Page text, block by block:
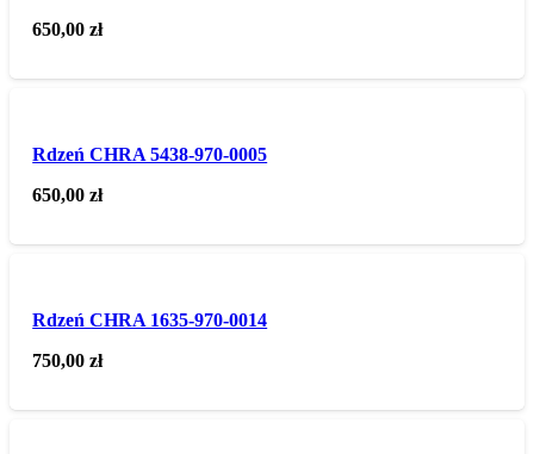
650,00zł
Rdzeń CHRA 5438-970-0005
650,00zł
Rdzeń CHRA 1635-970-0014
750,00zł